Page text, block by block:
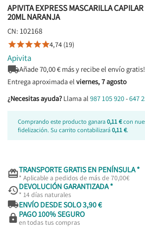
APIVITA EXPRESS MASCARILLA
20ML NARANJA
CN: 102168
4,74 (19)
Apivita
Añade70,00€ más y recibe el envío gratis!
Entrega aproximada el viernes, 7 agosto
¿Necesitas ayuda? Llama al 987 105 920-647
Comprando este producto ganara0,11 €con
fidelización. Su carrito contabilizará0,11 €.
TRANSPORTE GRATIS EN PENÍNSULA *
* Aplicable a pedidos de más de 70,00€
DEVOLUCIÓN GARANTIZADA *
* 14 días naturales
ENVÍO DESDE SOLO 3,90 €
 PAGO 100% SEGURO
en todas tus compras